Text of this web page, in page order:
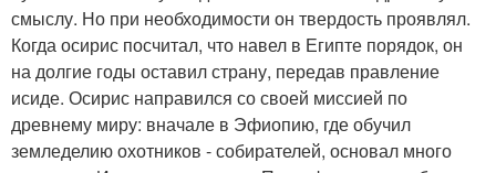
смыслу. Но при необходимости он твердость проявлял.
Когда осирис посчитал, что навел в Египте порядок, он
на долгие годы оставил страну, передав правление
исиде. Осирис направился со своей миссией по
древнему миру: вначале в Эфиопию, где обучил
земледелию охотников - собирателей, основал много